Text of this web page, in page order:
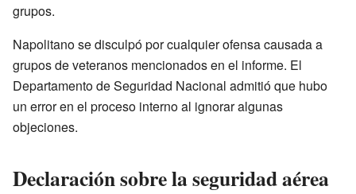
grupos.
Napolitano se disculpó por cualquier ofensa causada a
grupos de veteranos mencionados en el informe. El
Departamento de Seguridad Nacional admitió que hubo
un error en el proceso interno al ignorar algunas
objeciones.
Declaración sobre la seguridad aérea